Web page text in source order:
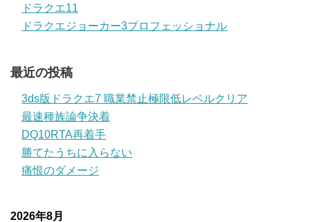
ドラクエ11
ドラクエジョーカー3プロフェッショナル
最近の投稿
3ds版ドラクエ7 職業禁止極限低レベルクリア
最速種族論争決着
DQ10RTA再着手
勝てたうちに入らない
痛恨のダメージ
2026年8月